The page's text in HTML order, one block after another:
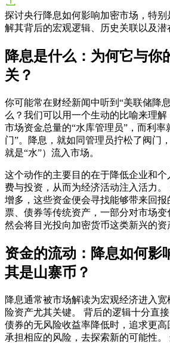
探讨央行降息如何影响加密市场，特
解其背后的宏观逻辑、历史关联以及潜
降息是什么：为何它与你
关？
你可能常在财经新闻中听到“美联储降
么？我们可以用一个生动的比喻来理
市场资金总量的“水库管理员”，而利率
门”。降息，就如同管理员拧松了阀门
就是“水”）流入市场。
这个动作的主要目的在于降低企业和
费与投资，从而为经济活动注入活力
增多，这些资金便会寻找能够带来回
票、债券等传统资产，一部分对市场
然会将目光投向加密货币这类新兴的资
资金的流动：降息如何影
其是山寨币？
降息通常被市场解读为宏观经济进入
险资产尤其关键。 背后的逻辑十分直
债券的无风险收益率降低时，追求更
承担相应的风险，去探索新的可能性